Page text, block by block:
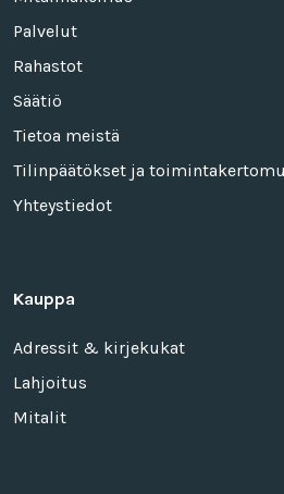
Palvelut
Rahastot
Säätiö
Tietoa meistä
Tilinpäätökset ja
Yhteystiedot
Kauppa
Adressit & kirjekukat
Lahjoitus
Mitalit